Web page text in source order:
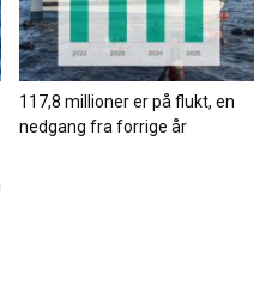
117,8 millioner er på flukt, en
nedgang fra forrige år